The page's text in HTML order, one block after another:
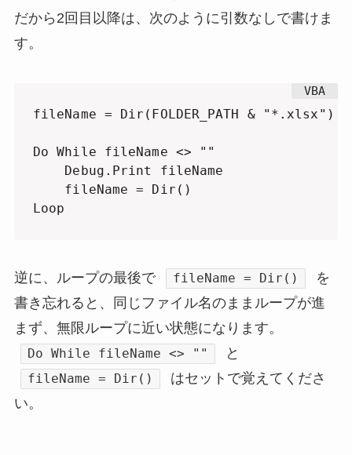
だから2回目以降は、次のように引数なしで書けま
す。
fileName = Dir(FOLDER_PATH & "*.xlsx")
Do While fileName <> ""
    Debug.Print fileName
    fileName = Dir()
Loop
逆に、ループの最後で fileName = Dir()
を
書き忘れると、同じファイル名のままループが進
まず、無限ループに近い状態になります。
Do While fileName <> "" と
fileName = Dir()
はセットで覚えてくださ
い。